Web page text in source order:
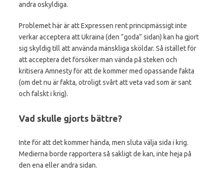
andra oskyldiga.
Problemet här är att Expressen rent principmässigt inte
verkar acceptera att Ukraina (den ”goda” sidan) kan ha gjort
sig skyldig till att använda mänskliga sköldar. Så istället för
att acceptera det försöker man vända på steken och
kritisera Amnesty för att de kommer med opassande fakta
(om det nu är fakta, otroligt svårt att veta vad som är sant
och falskt i krig).
Vad skulle gjorts bättre?
Inte för att det kommer hända, men sluta välja sida i krig.
Medierna borde rapportera så sakligt de kan, inte heja på
den ena eller andra sidan.